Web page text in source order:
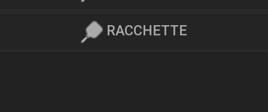
RACCHETTE